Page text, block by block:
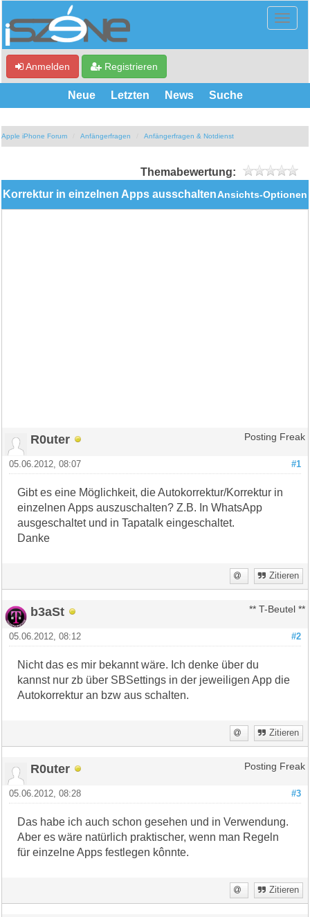
Anmelden Registrieren
Neue Letzten News Suche
Apple iPhone Forum Anfängerfragen Anfängerfragen & Notdienst
Themabewertung:
Ansichts-Optionen
Korrektur in einzelnen Apps ausschalten
R0uter Posting Freak
#1
05.06.2012, 08:07
Gibt es eine Möglichkeit, die Autokorrektur/Korrektur in
einzelnen Apps auszuschalten? Z.B. In WhatsApp
ausgeschaltet und in Tapatalk eingeschaltet.
Danke
Zitieren
b3aSt ** T-Beutel **
#2
05.06.2012, 08:12
Nicht das es mir bekannt wäre. Ich denke über du
kannst nur zb über SBSettings in der jeweiligen App die
Autokorrektur an bzw aus schalten.
Zitieren
R0uter Posting Freak
#3
05.06.2012, 08:28
Das habe ich auch schon gesehen und in Verwendung.
Aber es wäre natürlich praktischer, wenn man Regeln
für einzelne Apps festlegen kônnte.
Zitieren